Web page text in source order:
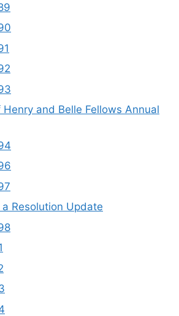
and Belle Fellows Annual
Resolution Update